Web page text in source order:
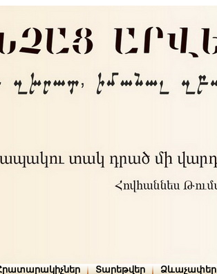
Տարեթվեր Ձևաչափեր